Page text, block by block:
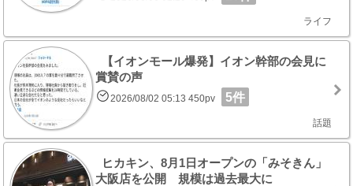
ライフ
【イオンモール爆発】イオン幹部の会見に
賞賛の声
2026/08/02 05:13 450pv 5件
話題
ヒカキン、8月1日オープンの「みそきん」
大阪店を公開 規模は過去最大に